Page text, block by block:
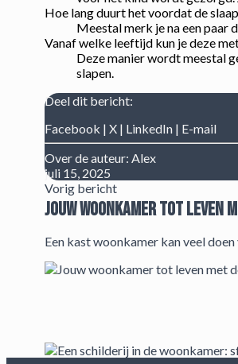
Hoe lang duurt het voordat de
Meestal merk je na een paar
Vanaf welke leeftijd kun je deze
Deze manier wordt meestal
slapen.
Deel dit bericht:
Facebook | X | LinkedIn | E-mail
Over de auteur: Alex
juli 15, 2025
Vorig bericht
Jouw woonkamer tot leven
Een kast woonkamer kan veel doen